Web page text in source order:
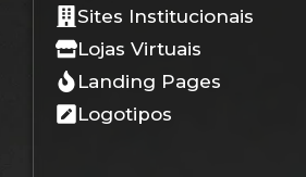
Sites Institucionais
Lojas Virtuais
Landing Pages
Logotipos